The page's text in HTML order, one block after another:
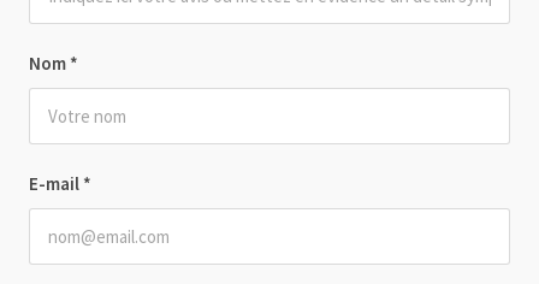
Nom *
E-mail *